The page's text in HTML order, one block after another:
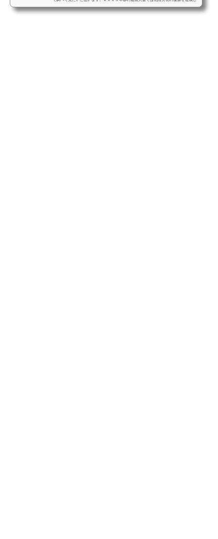
た監督としても知られているが、夏の選手権大会では優勝経験は無い。しかし、全